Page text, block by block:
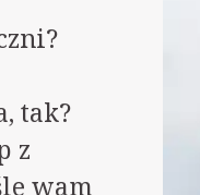
tak?
z
wam